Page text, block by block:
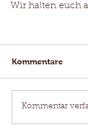
Wir halten euch
Kommentare
Kommentar